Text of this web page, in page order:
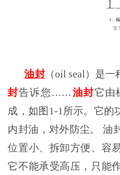
油封（oil seal）是一
封告诉您…… 油封它由
成，如图1-1所示。它的
内封油，对外防尘。 油
位置小、拆卸方便、容
它不能承受高压，只能